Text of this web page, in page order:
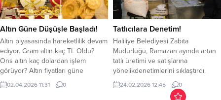
itfaiye ekipleri sevk edildi. Ekipler
yangına havadan da müdahale
ediyor....
zam teklifi belli oldu. Hükümetin
sendikalara ilk teklifi, ilk 6 ay için
yüzde...
Altın Güne Düşüşle Başladı!
Altın piyasasında hareketlilik devam
ediyor. Gram altın kaç TL Oldu?
Ons altın kaç dolardan işlem
görüyor? Altın fiyatları güne
düşüşle başladı. Jeopolitik
gelişmeler altın fiyatlarını
02.04.2026 11:31 0
Tatlıcılara Denetim!
Haliliye Belediyesi Zabıta
Müdürlüğü, Ramazan ayında artan
tatlı üretimi ve satışlarına
yönelikdenetimlerini sıklaştırdı.
Vatandaşların sağlıklı ve güvenilir
gıdaya ulaşmasını sağlamak
24.02.2026 12:45 0